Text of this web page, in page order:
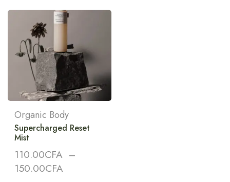
Organic Body
Supercharged Reset
Mist
110.00CFA –
150.00CFA